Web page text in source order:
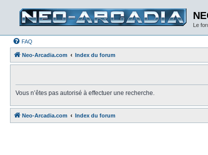
Le
FAQ
Neo-Arcadia.com Index du forum
Vous n’êtes pas autorisé à effectuer une recherche.
Neo-Arcadia.com Index du forum